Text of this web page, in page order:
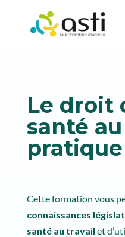
Le droit
santé
pratique
Cette formation vous
connaissances
santé au travail et